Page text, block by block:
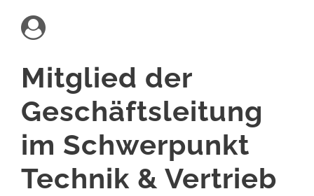
Mitglied der
Geschäftsleitung
im Schwerpunkt
Technik & Vertrieb